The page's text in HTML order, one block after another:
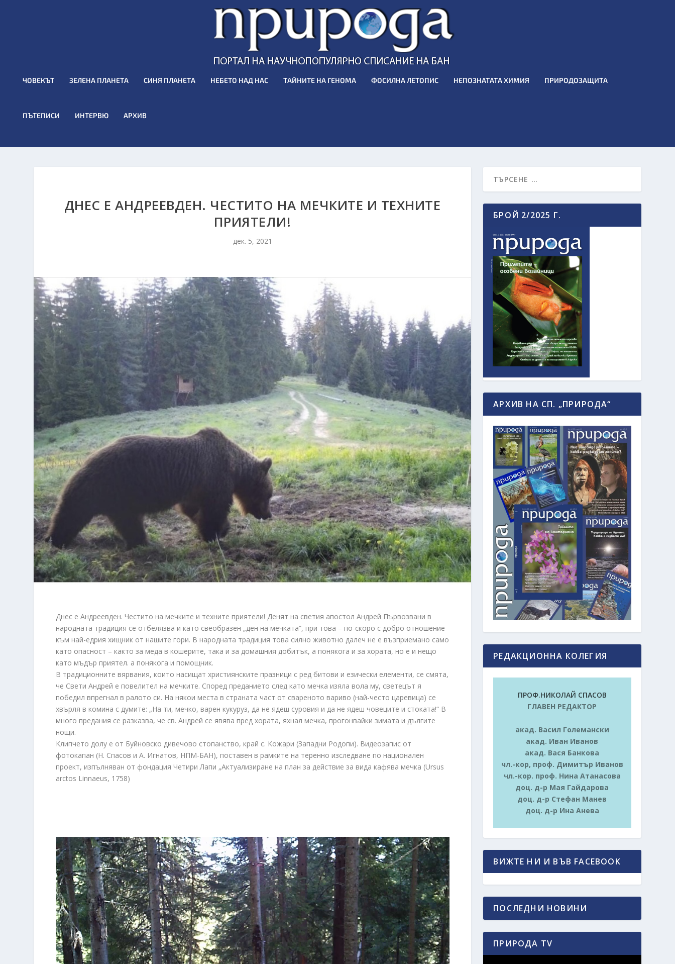
ЧОВЕКЪТ ЗЕЛЕНА ПЛАНЕТА СИНЯ ПЛАНЕТА НЕБЕТО НАД НАС ТАЙНИТЕ НА ГЕНОМА ФОСИЛНА ЛЕТОПИС НЕПОЗНАТАТА ХИМИЯ ПРИРОДОЗАЩИТА
ПЪТЕПИСИ ИНТЕРВЮ АРХИВ
ДНЕС Е АНДРЕЕВДЕН. ЧЕСТИТО НА МЕЧКИТЕ И ТЕХНИТЕ
ПРИЯТЕЛИ!
дек. 5, 2021
Днес е Андреевден. Честито на мечките и техните приятели! Денят на светия апостол Андрей Първозвани в
народната традиция се отбелязва и като свеобразен „ден на мечката“, при това – по-скоро с добро отношение
към най-едрия хищник от нашите гори. В народната традиция това силно животно далеч не е възприемано само
като опасност – както за меда в кошерите, така и за домашния добитък, а понякога и за хората, но е и нещо
като мъдър приятел. а понякога и помощник.
В традиционните вярвания, които насищат християнските празници с ред битови и езически елементи, се смята,
че Свети Андрей е повелител на мечките. Според преданието след като мечка изяла вола му, светецът я
победил впрегнал в ралото си. На някои места в страната част от свареното вариво (най-често царевица) се
хвърля в комина с думите: „На ти, мечко, варен кукуруз, да не ядеш суровия и да не ядеш човеците и стоката!“ В
много предания се разказва, че св. Андрей се явява пред хората, яхнал мечка, прогонвайки зимата и дългите
нощи.
Клипчето долу е от Буйновско дивечово стопанство, край с. Кожари (Западни Родопи). Видеозапис от
фотокапан (Н. Спасов и А. Игнатов, НПМ-БАН), поставен в рамките на теренно изследване по национален
проект, изпълняван от фондация Четири Лапи „Актуализиране на план за действие за вида кафява мечка (Ursus
arctos Linnaeus, 1758)
БРОЙ 2/2025 Г.
АРХИВ НА СП. „ПРИРОДА“
РЕДАКЦИОННА КОЛЕГИЯ
ПРОФ.НИКОЛАЙ СПАСОВ
ГЛАВЕН РЕДАКТОР
акад. Васил Големански
акад. Иван Иванов
акад. Вася Банкова
чл.-кор, проф. Димитър Иванов
чл.-кор. проф. Нина Атанасова
доц. д-р Мая Гайдарова
доц. д-р Стефан Манев
доц. д-р Ина Анева
ВИЖТЕ НИ И ВЪВ FACEBOOK
ПОСЛЕДНИ НОВИНИ
ПРИРОДА TV